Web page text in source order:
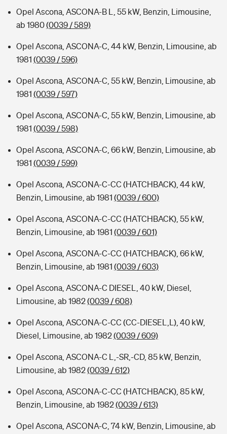
Opel Ascona, ASCONA-B L, 55 kW, Benzin, Limousine,
ab 1980(0039 / 589)
Opel Ascona, ASCONA-C, 44 kW, Benzin, Limousine, ab
1981 (0039 / 596)
Opel Ascona, ASCONA-C, 55 kW, Benzin, Limousine, ab
1981 (0039 / 597)
Opel Ascona, ASCONA-C, 55 kW, Benzin, Limousine, ab
1981 (0039 / 598)
Opel Ascona, ASCONA-C, 66 kW, Benzin, Limousine, ab
1981 (0039 / 599)
Opel Ascona, ASCONA-C-CC (HATCHBACK), 44 kW,
Benzin, Limousine, ab 1981 (0039 / 600)
Opel Ascona, ASCONA-C-CC (HATCHBACK), 55 kW,
Benzin, Limousine, ab 1981 (0039 / 601)
Opel Ascona, ASCONA-C-CC (HATCHBACK), 66 kW,
Benzin, Limousine, ab 1981 (0039 / 603)
Opel Ascona, ASCONA-C DIESEL, 40 kW, Diesel,
Limousine, ab 1982(0039 / 608)
Opel Ascona, ASCONA-C-CC (CC-DIESEL,L), 40 kW,
Diesel, Limousine, ab 1982(0039 / 609)
Opel Ascona, ASCONA-C L,-SR,-CD, 85 kW, Benzin,
Limousine, ab 1982(0039 / 612)
Opel Ascona, ASCONA-C-CC (HATCHBACK), 85 kW,
Benzin, Limousine, ab 1982(0039 / 613)
Opel Ascona, ASCONA-C, 74 kW, Benzin, Limousine, ab